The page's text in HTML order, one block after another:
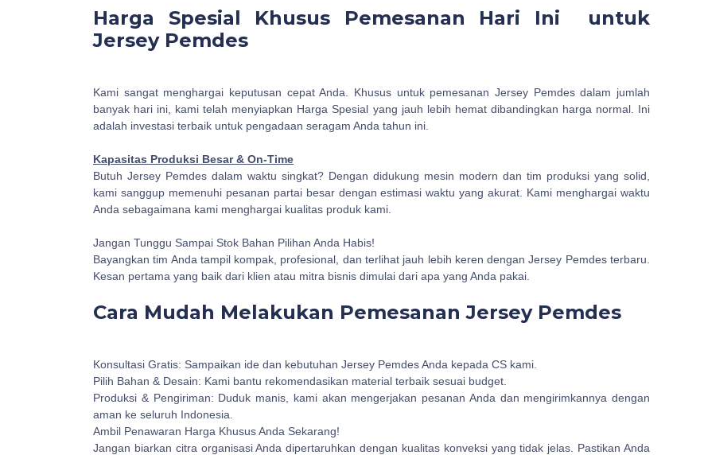
Harga Spesial Khusus Pemesanan Hari Ini untuk
Jersey Pemdes
Kami sangat menghargai keputusan cepat Anda. Khusus untuk pemesanan Jersey Pemdes dalam jumlah
banyak hari ini, kami telah menyiapkan Harga Spesial yang jauh lebih hemat dibandingkan harga normal. Ini
adalah investasi terbaik untuk pengadaan seragam Anda tahun ini.
Kapasitas Produksi Besar & On-Time
Butuh Jersey Pemdes dalam waktu singkat? Dengan didukung mesin modern dan tim produksi yang solid,
kami sanggup memenuhi pesanan partai besar dengan estimasi waktu yang akurat. Kami menghargai waktu
Anda sebagaimana kami menghargai kualitas produk kami.
Jangan Tunggu Sampai Stok Bahan Pilihan Anda Habis!
Bayangkan tim Anda tampil kompak, profesional, dan terlihat jauh lebih keren dengan Jersey Pemdes terbaru.
Kesan pertama yang baik dari klien atau mitra bisnis dimulai dari apa yang Anda pakai.
Cara Mudah Melakukan Pemesanan Jersey Pemdes
Konsultasi Gratis: Sampaikan ide dan kebutuhan Jersey Pemdes Anda kepada CS kami.
Pilih Bahan & Desain: Kami bantu rekomendasikan material terbaik sesuai budget.
Produksi & Pengiriman: Duduk manis, kami akan mengerjakan pesanan Anda dan mengirimkannya dengan
aman ke seluruh Indonesia.
Ambil Penawaran Harga Khusus Anda Sekarang!
Jangan biarkan citra organisasi Anda dipertaruhkan dengan kualitas konveksi yang tidak jelas. Pastikan Anda